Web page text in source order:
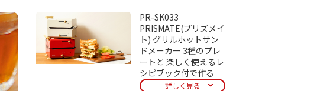
PR-SK033
PRISMATE(プリズメイ
ト) グリルホットサン
ドメーカー 3種のプレ
ートと 楽しく使えるレ
シピブック付で作る
詳しく見る